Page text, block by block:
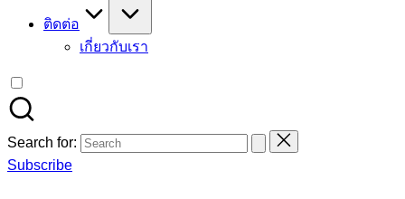
ติดต่อ
เกี่ยวกับเรา
Search for:
Subscribe